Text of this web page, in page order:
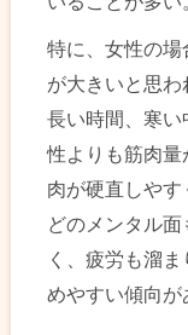
特に、女性の場
が大きいと思わ
長い時間、寒い
性よりも筋肉
肉が硬直しや
どのメンタル
く、疲労も溜
めやすい傾向が